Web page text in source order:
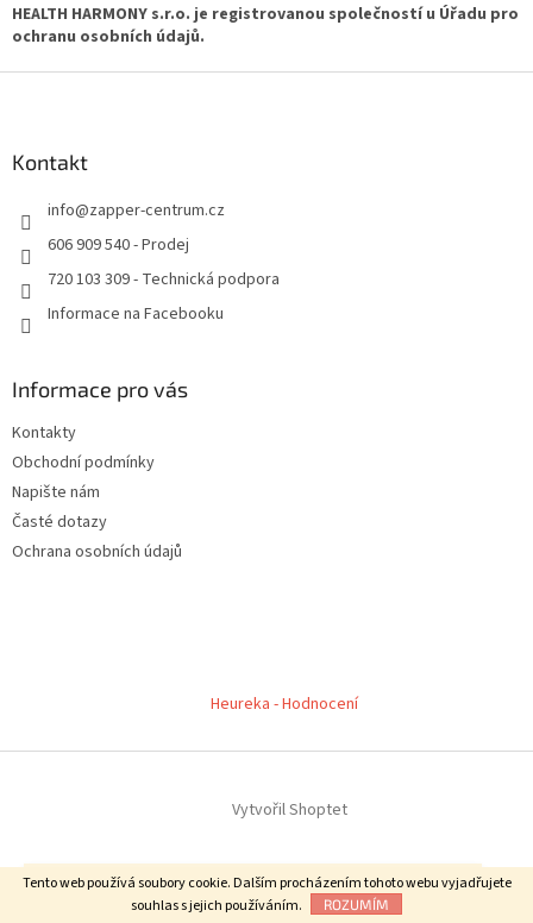
Tento web používá soubory cookie. Dalším procházením tohoto webu vyjadřujete
souhlas s jejich používáním.
ROZUMÍM
Neváhejte nám zavolat a zeptat se. 606 909 540 - Jsme tu pro vás :-)
HEALTH HARMONY s.r.o. je registrovanou společností u Úřadu pro
ochranu osobních údajů.
Kontakt
info@zapper-centrum.cz
606 909 540 - Prodej
720 103 309 - Technická podpora
Informace na Facebooku
Informace pro vás
Kontakty
Obchodní podmínky
Napište nám
Časté dotazy
Ochrana osobních údajů
Heureka - Hodnocení
Vytvořil Shoptet
Copyright 2026CERVENE PANELY.cz. Všechna práva vyhrazena.